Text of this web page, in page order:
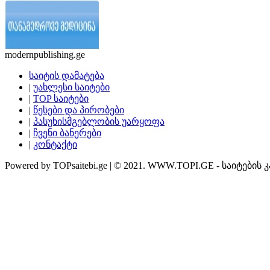
modernpublishing.ge
საიტის დამატება
| უახლესი საიტები
| TOP საიტები
| წესები და პირობები
| პასუხისმგებლობის უარყოფა
| ჩვენი ბანერები
| კონტაქტი
Powered by TOPsaitebi.ge | © 2021. WWW.TOPI.GE -